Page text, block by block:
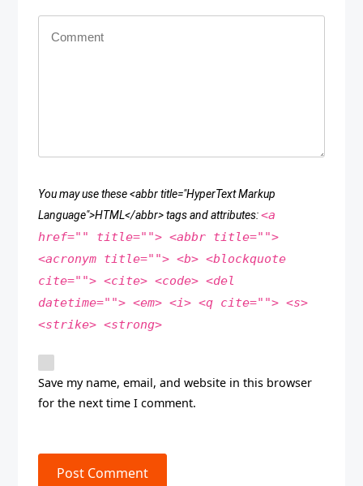
You may use these <abbr title="HyperText Markup
Language">HTML</abbr> tags and attributes:<a
href="" title=""> <abbr title="">
<acronym title=""> <b> <blockquote
cite=""> <cite> <code> <del
datetime=""> <em> <i> <q cite=""> <s>
<strike> <strong>
Save my name, email, and website in this browser
for the next time I comment.
Post Comment